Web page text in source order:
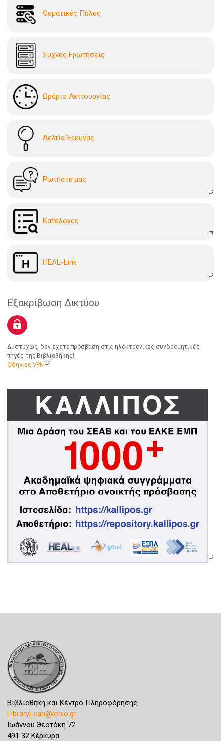
Θεματικές Πύλες
Συχνές Ερωτήσεις
Ωράριο Λειτουργίας
Δελτία Έρευνας
Ρωτήστε μας
Kατάλογoς
HEAL-Link
Εξακρίβωση Δικτύου
Δυστυχώς, δεν έχετε πρόσβαση στις ηλεκτρονικές συνδρομητικές
πηγές της Βιβλιοθήκης!
Οδηγίες VPN
Βιβλιοθήκη και Κέντρο Πληροφόρησης
LibraryLoan@ionio.gr
Ιωάννου Θεοτόκη 72
491 32 Κέρκυρα